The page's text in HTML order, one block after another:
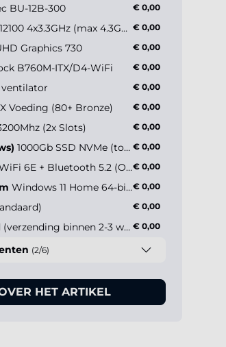
BU-12B-300 € 0,00
Intel i3-12100 4x3.3GHz (max 4.3GHz) € 0,00
Graphics 730 € 0,00
B760M-ITX/D4-WiFi € 0,00
ventilator € 0,00
Voeding (80+ Bronze) € 0,00
(2x Slots) € 0,00
1000Gb SSD NVMe (tot 5000MB/s) € 0,00
WiFi 6E + Bluetooth 5.2 (Onboard)€ 0,00
Windows 11 Home 64-bit NL€ 0,00
€ 0,00
Standaard (verzending binnen 2-3 werkdagen) € 0,00
(2/6)
HET ARTIKEL